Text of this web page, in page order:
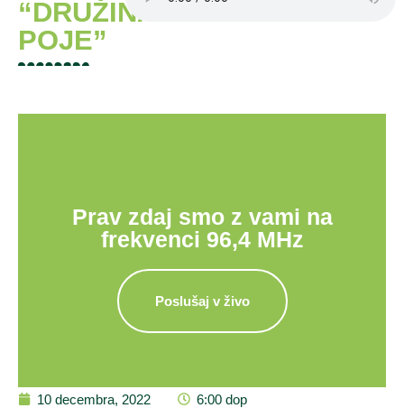
“DRUŽINA
POJE”
Prav zdaj smo z vami na
frekvenci 96,4 MHz
Poslušaj v živo
10 decembra, 2022
6:00 dop